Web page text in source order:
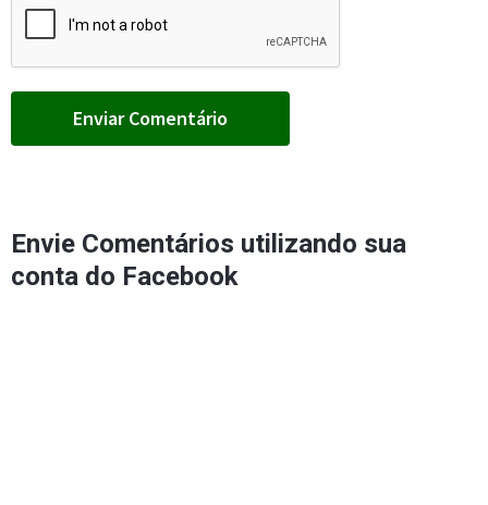
Envie Comentários utilizando sua
conta do Facebook